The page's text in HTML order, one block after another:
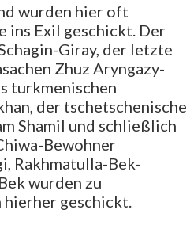
wurden hier oft
ins Exil geschickt. Der
Giray, der letzte
Zhuz Aryngazy-
turkmenischen
der tschetschenische
Shamil und schließlich
Bewohner
Rakhmatulla-Bek-
wurden zu
geschickt.